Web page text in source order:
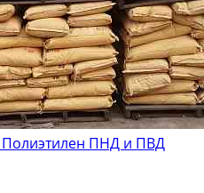
ПНД и ПВД